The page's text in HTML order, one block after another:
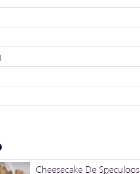
Cheesecake De Speculoos